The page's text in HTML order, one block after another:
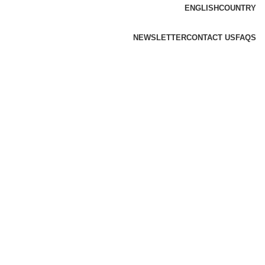
ENGLISHCOUNTRY
NEWSLETTERCONTACT US FAQS